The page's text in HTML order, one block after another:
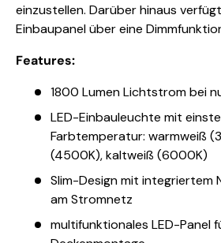
einzustellen. Darüber hinaus
Einbaupanel über eine
Features:
1800 Lumen Lichtstrom bei
LED-Einbauleuchte mit
Farbtemperatur: warmweiß
(4500K), kaltweiß (6000K)
Slim-Design mit integriertem
am Stromnetz
multifunktionales LED-Panel